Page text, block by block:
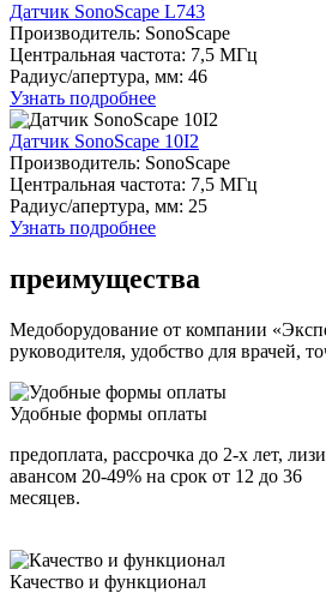
Датчик SonoScape L743
Производитель: SonoScape
Центральная частота: 7,5 МГц
Радиуc/апертура, мм: 46
Узнать подробнее
Датчик SonoScape 10I2
Производитель: SonoScape
Центральная частота: 7,5 МГц
Радиуc/апертура, мм: 25
Узнать подробнее
преимущества
Медоборудование от компании
руководителя, удобство для врачей,
Удобные формы оплаты
предоплата, рассрочка до 2-х лет,
авансом 20-49% на срок от 12 до 36
месяцев.
Качество и функционал